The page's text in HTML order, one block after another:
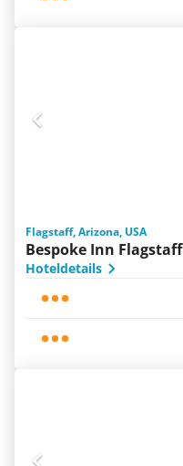
Flagstaff, Arizona, USA
Bespoke Inn Flagstaff
Hoteldetails